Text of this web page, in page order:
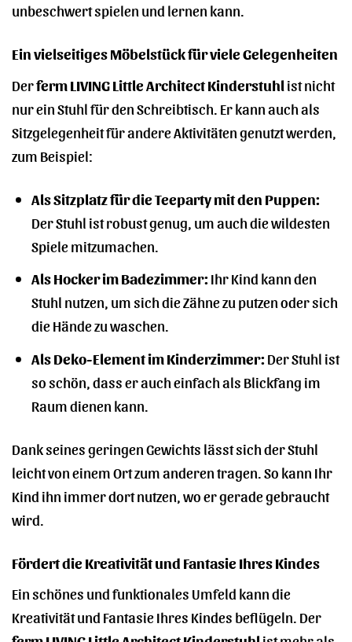
unbeschwert spielen und lernen kann.
Ein vielseitiges Möbelstück für viele Gelegenheiten
Derferm LIVING Little Architect Kinderstuhl ist nicht
nur ein Stuhl für den Schreibtisch. Er kann auch als
Sitzgelegenheit für andere Aktivitäten genutzt werden,
zum Beispiel:
Als Sitzplatz für die Teeparty mit den Puppen:
Der Stuhl ist robust genug, um auch die wildesten
Spiele mitzumachen.
Als Hocker im Badezimmer:Ihr Kind kann den
Stuhl nutzen, um sich die Zähne zu putzen oder sich
die Hände zu waschen.
Als Deko-Element im Kinderzimmer:Der Stuhl ist
so schön, dass er auch einfach als Blickfang im
Raum dienen kann.
Dank seines geringen Gewichts lässt sich der Stuhl
leicht von einem Ort zum anderen tragen. So kann Ihr
Kind ihn immer dort nutzen, wo er gerade gebraucht
wird.
Fördert die Kreativität und Fantasie Ihres Kindes
Ein schönes und funktionales Umfeld kann die
Kreativität und Fantasie Ihres Kindes beflügeln. Der